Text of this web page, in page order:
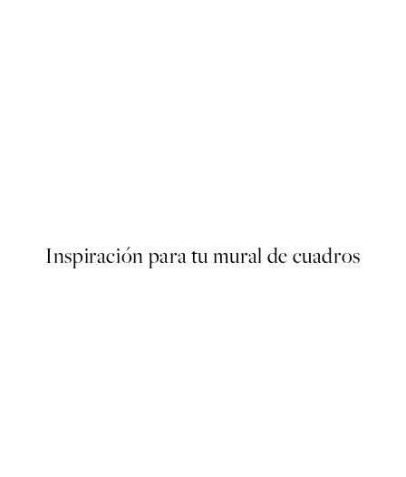
Inspiración para tu mural de cuadros